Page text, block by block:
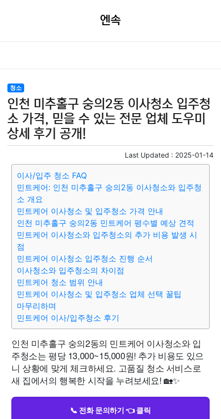
엔속
청소
인천 미추홀구 숭의2동 이사청소 입주청
소 가격, 믿을 수 있는 전문 업체 도우미
상세 후기 공개!
Last Updated : 2025-01-14
이사/입주 청소 FAQ
민트케어: 인천 미추홀구 숭의2동 이사청소와 입주청
소 개요
민트케어 이사청소 및 입주청소 가격 안내
인천 미추홀구 숭의2동 민트케어 평수별 예상 견적
민트케어 이사청소와 입주청소의 추가 비용 발생 시
점
민트케어 이사청소 입주청소 진행 순서
이사청소와 입주청소의 차이점
민트케어 청소 범위 안내
민트케어 이사청소 및 입주청소 업체 선택 꿀팁
마무리하며
민트케어 이사/입주청소 후기
인천 미추홀구 숭의2동의 민트케어 이사청소와 입
주청소는 평당 13,000~15,000원! 추가 비용도 있으
니 상황에 맞게 체크하세요. 고품질 청소 서비스로
새 집에서의 행복한 시작을 누려보세요! 🏡✨
📞 전화 문의하기 👈 클릭